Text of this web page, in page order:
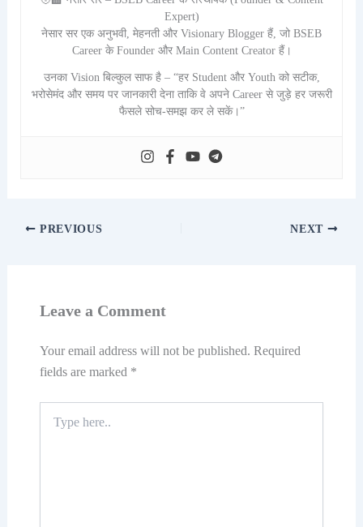
Expert)
नेसार सर एक अनुभवी, मेहनती और Visionary Blogger हैं, जो BSEB
Career के Founder और Main Content Creator हैं।
उनका Vision बिल्कुल साफ है – “हर Student और Youth को सटीक,
भरोसेमंद और समय पर जानकारी देना ताकि वे अपने Career से जुड़े हर जरूरी
फैसले सोच-समझ कर ले सकें।”
PREVIOUS NEXT
Leave a Comment
Your email address will not be published. Required
fields are marked *
here..